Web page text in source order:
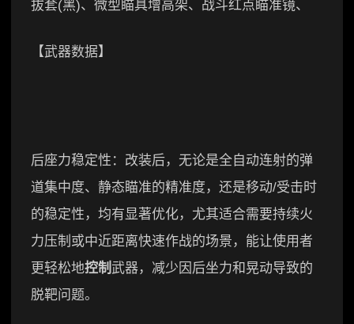
拔套(黑)、微型瞄具增高架、战斗红点瞄准镜、
【武器数据】
后座力稳定性：改装后，无论是全自动连射的弹
道集中度、静态瞄准的精准度，还是移动/受击时
的稳定性，均有显著优化，尤其适合需要持续火
力压制或中近距离快速作战的场景，能让使用者
更轻松地控制 武器，减少因后坐力和晃动导致的
脱靶问题。